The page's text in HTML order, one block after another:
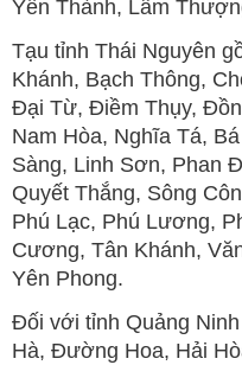
Yên Thành, Lâm
Tạu tỉnh Thái Nguyên
Khánh, Bạch Thông,
Đại Từ, Điềm Thụy,
Nam Hòa, Nghĩa Tá,
Sàng, Linh Sơn, Phan
Quyết Thắng, Sông
Phú Lạc, Phú Lương,
Cương, Tân Khánh,
Yên Phong.
Đối với tỉnh Quảng
Hà, Đường Hoa, Hải